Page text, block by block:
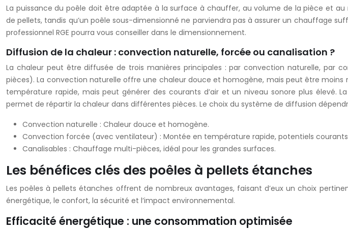
La puissance du poêle doit être adaptée à la surface à chauffer, au volume de la pièce et
de pellets, tandis qu’un poêle sous-dimensionné ne parviendra pas à assurer un chauffage
professionnel RGE pourra vous conseiller dans le dimensionnement.
Diffusion de la chaleur : convection naturelle, forcée ou canalisation ?
La chaleur peut être diffusée de trois manières principales : par convection naturelle,
pièces). La convection naturelle offre une chaleur douce et homogène, mais peut être
température rapide, mais peut générer des courants d’air et un niveau sonore plus élevé.
permet de répartir la chaleur dans différentes pièces. Le choix du système de diffusion
Convection naturelle : Chaleur douce et homogène.
Convection forcée (avec ventilateur) : Montée en température rapide, potentiels courants
Canalisables : Chauffage multi-pièces, idéal pour les grandes surfaces.
Les bénéfices clés des poêles à pellets étanches
Les poêles à pellets étanches offrent de nombreux avantages, faisant d’eux un choix
énergétique, le confort, la sécurité et l’impact environnemental.
Efficacité énergétique : une consommation optimisée